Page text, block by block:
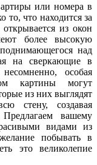
или номера в
то, что находится за
из окон
более высокую
над
на сверкающие в
особая
картины могут
из них выглядят
стену, создавая
Предлагаем вашему
видами из
побывать в
это великолепие